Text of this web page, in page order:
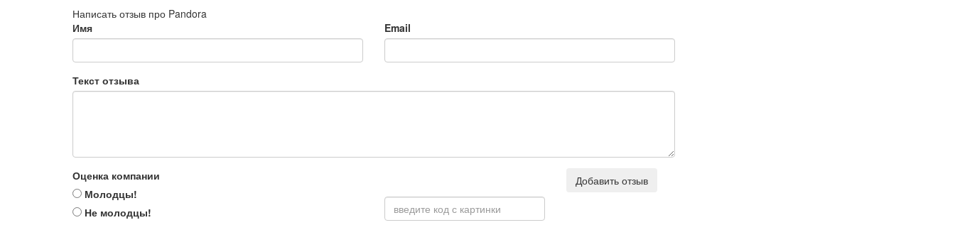
Написать отзыв про Pandora
Имя
Email
Текст отзыва
Оценка компании
Молодцы!
Не молодцы!
Добавить отзыв